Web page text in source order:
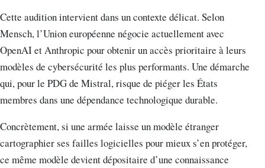
Cette audition intervient dans un contexte délicat. Selon
Mensch, l’Union européenne négocie actuellement avec
OpenAI et Anthropic pour obtenir un accès prioritaire à leurs
modèles de cybersécurité les plus performants. Une démarche
qui, pour le PDG de Mistral, risque de piéger les États
membres dans une dépendance technologique durable.
Concrètement, si une armée laisse un modèle étranger
cartographier ses failles logicielles pour mieux s’en protéger,
ce même modèle devient dépositaire d’une connaissance